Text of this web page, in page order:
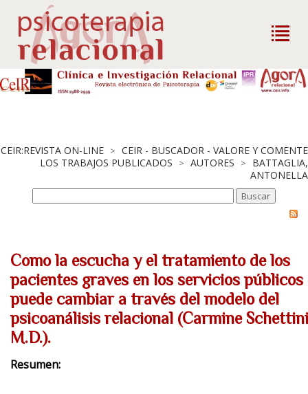
CEIR:REVISTA ON-LINE > CEIR - BUSCADOR - VALORE Y COMENTE
LOS TRABAJOS PUBLICADOS > AUTORES > BATTAGLIA,
ANTONELLA
Como la escucha y el tratamiento de los
pacientes graves en los servicios públicos
puede cambiar a través del modelo del
psicoanálisis relacional (Carmine
M.D.).
Resumen: